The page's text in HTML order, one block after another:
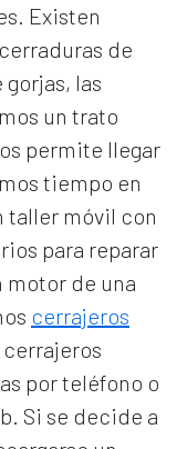
Existen
de
las
un trato
permite llegar
tiempo en
taller móvil con
para reparar
motor de una
cerrajeros
por teléfono o
Si se decide a